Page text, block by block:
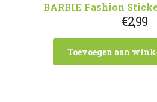
BARBIE Fashion
€2,99
Toevoegen aan